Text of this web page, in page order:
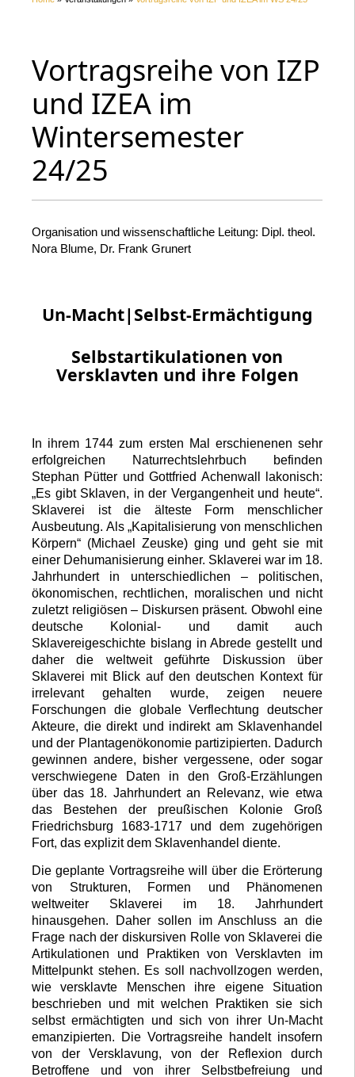
Vortragsreihe von IZP
und IZEA im
Wintersemester
24/25
Organisation und wissenschaftliche Leitung: Dipl. theol.
Nora Blume, Dr. Frank Grunert
Un-Macht|Selbst-Ermächtigung
Selbstartikulationen von
Versklavten und ihre Folgen
In ihrem 1744 zum ersten Mal erschienenen sehr
erfolgreichen Naturrechtslehrbuch befinden
Stephan Pütter und Gottfried Achenwall lakonisch:
„Es gibt Sklaven, in der Vergangenheit und heute“.
Sklaverei ist die älteste Form menschlicher
Ausbeutung. Als „Kapitalisierung von menschlichen
Körpern“ (Michael Zeuske) ging und geht sie mit
einer Dehumanisierung einher. Sklaverei war im 18.
Jahrhundert in unterschiedlichen – politischen,
ökonomischen, rechtlichen, moralischen und nicht
zuletzt religiösen – Diskursen präsent. Obwohl eine
deutsche Kolonial- und damit auch
Sklavereigeschichte bislang in Abrede gestellt und
daher die weltweit geführte Diskussion über
Sklaverei mit Blick auf den deutschen Kontext für
irrelevant gehalten wurde, zeigen neuere
Forschungen die globale Verflechtung deutscher
Akteure, die direkt und indirekt am Sklavenhandel
und der Plantagenökonomie partizipierten. Dadurch
gewinnen andere, bisher vergessene, oder sogar
verschwiegene Daten in den Groß-Erzählungen
über das 18. Jahrhundert an Relevanz, wie etwa
das Bestehen der preußischen Kolonie Groß
Friedrichsburg 1683-1717 und dem zugehörigen
Fort, das explizit dem Sklavenhandel diente.
Die geplante Vortragsreihe will über die Erörterung
von Strukturen, Formen und Phänomenen
weltweiter Sklaverei im 18. Jahrhundert
hinausgehen. Daher sollen im Anschluss an die
Frage nach der diskursiven Rolle von Sklaverei die
Artikulationen und Praktiken von Versklavten im
Mittelpunkt stehen. Es soll nachvollzogen werden,
wie versklavte Menschen ihre eigene Situation
beschrieben und mit welchen Praktiken sie sich
selbst ermächtigten und sich von ihrer Un-Macht
emanzipierten. Die Vortragsreihe handelt insofern
von der Versklavung, von der Reflexion durch
Betroffene und von ihrer Selbstbefreiung und